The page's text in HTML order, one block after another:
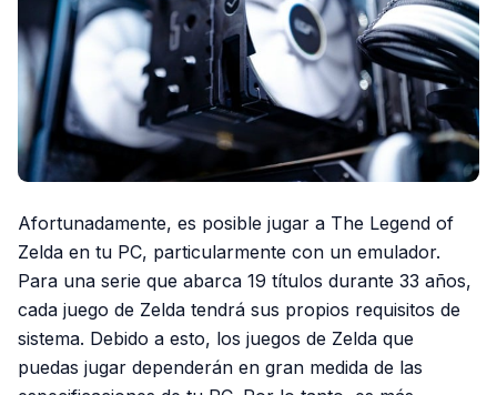
Afortunadamente, es posible jugar a The Legend of
Zelda en tu PC, particularmente con un emulador.
Para una serie que abarca 19 títulos durante 33 años,
cada juego de Zelda tendrá sus propios requisitos de
sistema. Debido a esto, los juegos de Zelda que
puedas jugar dependerán en gran medida de las